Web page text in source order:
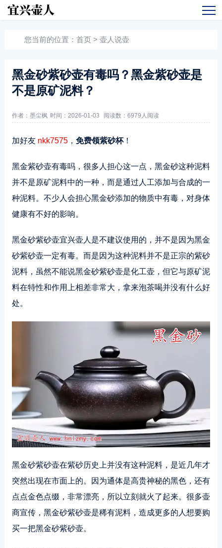
您当前的位置： 首页 > 壶人说壶
黑金砂紫砂壶有毒吗？黑金紫砂壶是
不是原矿泥料？
作者：墨尘枫 时间：2026-01-03 阅读数： 6979人阅读
加好友 nkk7575， 免费领紫砂杯！
黑金紫砂壶有毒吗，很多人担心这一点，黑金砂这种泥料
并不是原矿泥料中的一种，而是通过人工添加与合成的一
种泥料。不少人会担心黑金砂添加的物质中有毒，对身体
健康有不好的影响。
黑金砂紫砂壶宜兴壶人是不建议使用的，并不是因为黑金
砂紫砂壶一定有毒。而是因为这种泥料并不是正宗的紫砂
泥料，虽然不能说黑金砂紫砂壶是化工壶，但它与原矿泥
料在特性和作用上相差非常大，拿来泡茶喝并没有什么好
处。
黑金砂紫砂壶在紫砂历史上并没有这种泥料，是近几年才
突然出现在市面上的。因为通体是高贵神秘的黑色，还有
点点金色点缀，非常漂亮，所以立刻就火了起来。很多壶
商宣传，黑金砂紫砂壶是稀有泥料，造成更多的人想要购
买一把黑金砂紫砂壶。